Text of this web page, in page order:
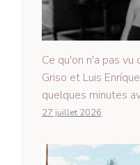
Ce qu'on n'a pas vu
Griso et Luis
quelques minutes
27 juillet 2026